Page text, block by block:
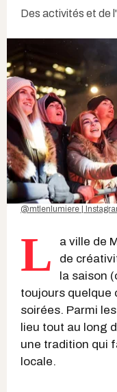
Des activités et de
@mtlenlumiere |
L
a ville de
de
la saison
toujours quelque
soirées. Parmi
lieu tout au long
une tradition qui
locale.